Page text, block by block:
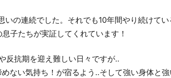
いの連続でした。それでも10年間やり続けて
子たちが実証してくれています！
反抗期を迎え難しい日々ですが‥
ない気持ち！が宿るよう‥そして強い身体と